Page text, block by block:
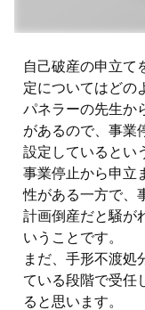
自己破産の申立て
定についてはどの
パネラーの先生か
があるので、事業
設定しているとい
事業停止から申立
性がある一方で、
計画倒産だと騒が
いうことです。
まだ、手形不渡処
ている段階で受任
ると思います。